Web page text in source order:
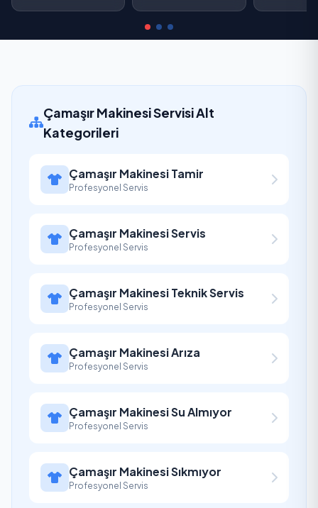
Çamaşır Makinesi Servisi Alt
Kategorileri
Çamaşır Makinesi Tamir
Profesyonel Servis
Çamaşır Makinesi Servis
Profesyonel Servis
Çamaşır Makinesi Teknik Servis
Profesyonel Servis
Çamaşır Makinesi Arıza
Profesyonel Servis
Çamaşır Makinesi Su Almıyor
Profesyonel Servis
Çamaşır Makinesi Sıkmıyor
Profesyonel Servis